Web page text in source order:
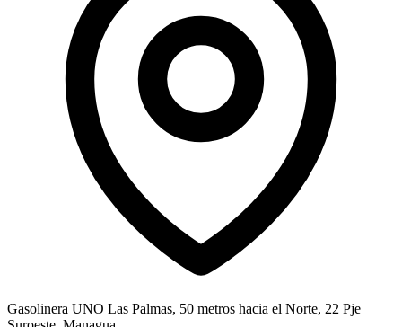
Gasolinera UNO Las Palmas, 50 metros hacia el Norte, 22 Pje